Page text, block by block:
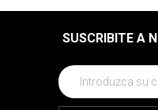
SUSCRIBITE A